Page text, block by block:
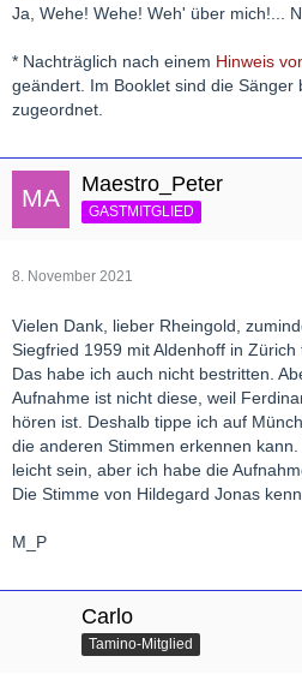
Ja, Wehe! Wehe! Weh' über mich!...
* Nachträglich nach einem Hinweis
geändert. Im Booklet sind die Sänger
zugeordnet.
Maestro_Peter
GASTMITGLIED
8. November 2021
Vielen Dank, lieber Rheingold,
Siegfried 1959 mit Aldenhoff in Zürich
Das habe ich auch nicht bestritten.
Aufnahme ist nicht diese, weil
hören ist. Deshalb tippe ich auf
die anderen Stimmen erkennen
leicht sein, aber ich habe die
Die Stimme von Hildegard Jonas
M_P
Carlo
Tamino-Mitglied